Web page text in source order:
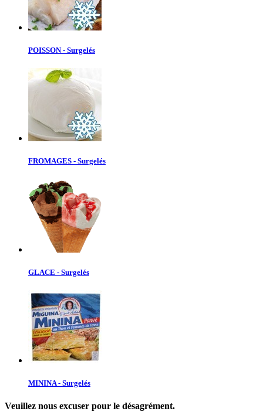
POISSON - Surgelés
FROMAGES - Surgelés
GLACE - Surgelés
MININA - Surgelés
Veuillez nous excuser pour le désagrément.